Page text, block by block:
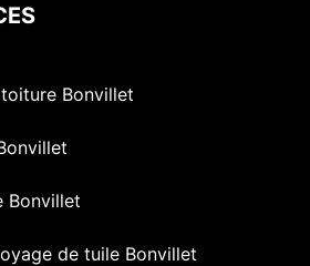
Bonvillet
Bonvillet
de tuile Bonvillet